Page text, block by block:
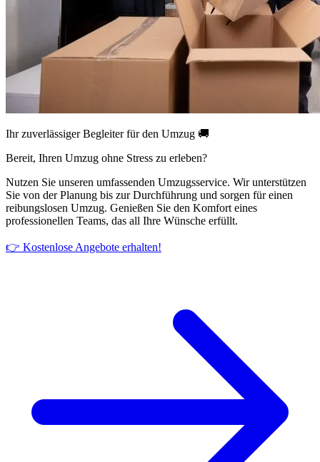
Ihr zuverlässiger Begleiter für den Umzug 🚚
Bereit, Ihren Umzug ohne Stress zu erleben?
Nutzen Sie unseren umfassenden Umzugsservice. Wir unterstützen
Sie von der Planung bis zur Durchführung und sorgen für einen
reibungslosen Umzug. Genießen Sie den Komfort eines
professionellen Teams, das all Ihre Wünsche erfüllt.
👉 Kostenlose Angebote erhalten!